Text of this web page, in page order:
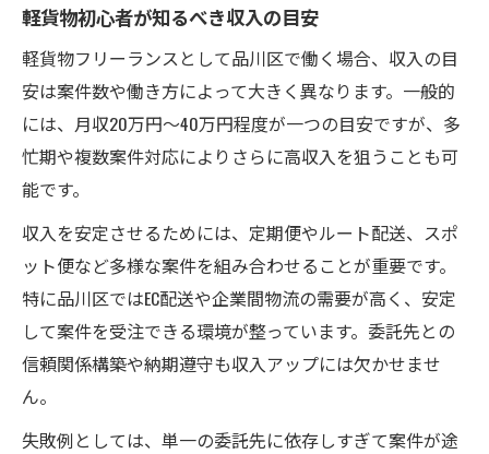
軽貨物初心者が知るべき収入の目安
軽貨物フリーランスとして品川区で働く場合、収入の目
安は案件数や働き方によって大きく異なります。一般的
には、月収20万円〜40万円程度が一つの目安ですが、多
忙期や複数案件対応によりさらに高収入を狙うことも可
能です。
収入を安定させるためには、定期便やルート配送、スポ
ット便など多様な案件を組み合わせることが重要です。
特に品川区ではEC配送や企業間物流の需要が高く、安定
して案件を受注できる環境が整っています。委託先との
信頼関係構築や納期遵守も収入アップには欠かせませ
ん。
失敗例としては、単一の委託先に依存しすぎて案件が途